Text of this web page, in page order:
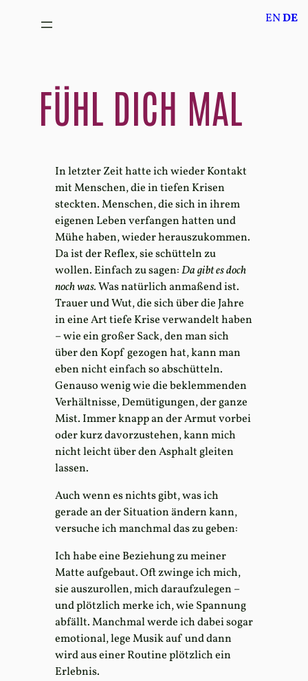
FÜHL DICH MAL
In letzter Zeit hatte ich wieder Kontakt
mit Menschen, die in tiefen Krisen
steckten. Menschen, die sich in ihrem
eigenen Leben verfangen hatten und
Mühe haben, wieder herauszukommen.
Da ist der Reflex, sie schütteln zu
wollen. Einfach zu sagen:Da gibt es doch
noch was.Was natürlich anmaßend ist.
Trauer und Wut, die sich über die Jahre
in eine Art tiefe Krise verwandelt haben
– wie ein großer Sack, den man sich
über den Kopf gezogen hat, kann man
eben nicht einfach so abschütteln.
Genauso wenig wie die beklemmenden
Verhältnisse, Demütigungen, der ganze
Mist. Immer knapp an der Armut vorbei
oder kurz davorzustehen, kann mich
nicht leicht über den Asphalt gleiten
lassen.
Auch wenn es nichts gibt, was ich
gerade an der Situation ändern kann,
versuche ich manchmal das zu geben:
Ich habe eine Beziehung zu meiner
Matte aufgebaut. Oft zwinge ich mich,
sie auszurollen, mich daraufzulegen –
und plötzlich merke ich, wie Spannung
abfällt. Manchmal werde ich dabei sogar
emotional, lege Musik auf und dann
wird aus einer Routine plötzlich ein
Erlebnis.
ENDE